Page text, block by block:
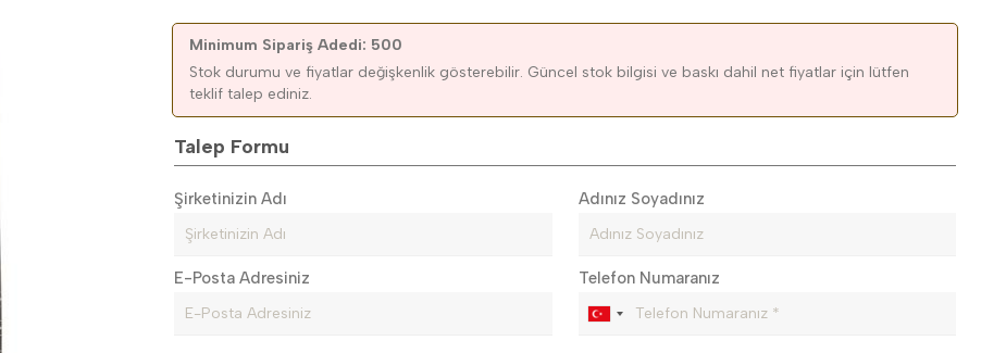
Minimum Sipariş Adedi: 500
Stok durumu ve fiyatlar değişkenlik gösterebilir. Güncel stok bilgisi ve baskı dahil net fiyatlar için lütfen
teklif talep ediniz.
Talep Formu
Şirketinizin Adı Adınız Soyadınız
E-Posta Adresiniz Telefon Numaranız